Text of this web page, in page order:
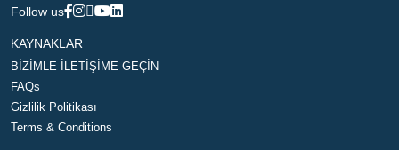
Follow us
KAYNAKLAR
BİZİMLE İLETİŞİME GEÇİN
FAQs
Gizlilik Politikası
Terms & Conditions